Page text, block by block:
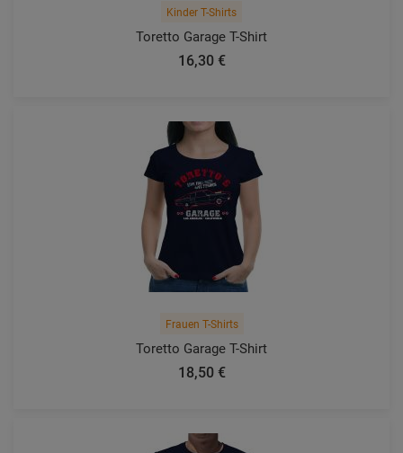
Kinder T-Shirts
Toretto Garage T-Shirt
16,30 €
Frauen T-Shirts
Toretto Garage T-Shirt
18,50 €